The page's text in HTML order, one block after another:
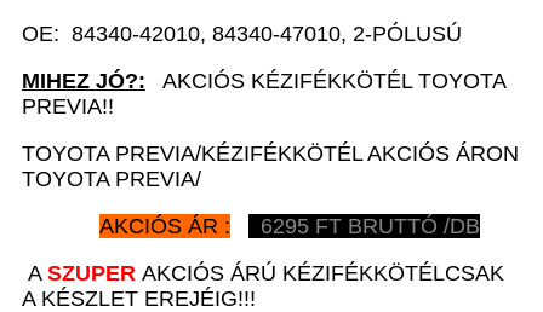
OE: 84340-42010, 84340-47010, 2-PÓLUSÚ
MIHEZ JÓ?: AKCIÓS KÉZIFÉKKÖTÉL TOYOTA
PREVIA!!
TOYOTA PREVIA/KÉZIFÉKKÖTÉL AKCIÓS ÁRON
TOYOTA PREVIA/
AKCIÓS ÁR :
6295 FT BRUTTÓ /DB
A SZUPER AKCIÓS ÁRÚ KÉZIFÉKKÖTÉLCSAK
A KÉSZLET EREJÉIG!!!